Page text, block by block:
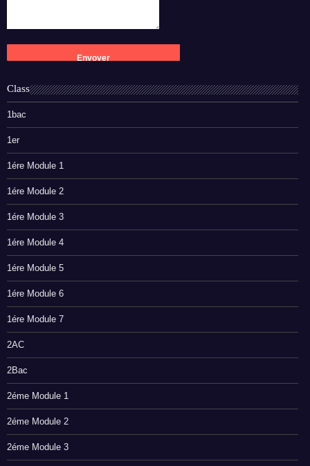
Class
1bac
1er
1ére Module 1
1ére Module 2
1ére Module 3
1ére Module 4
1ére Module 5
1ére Module 6
1ére Module 7
2AC
2Bac
2éme Module 1
2éme Module 2
2éme Module 3